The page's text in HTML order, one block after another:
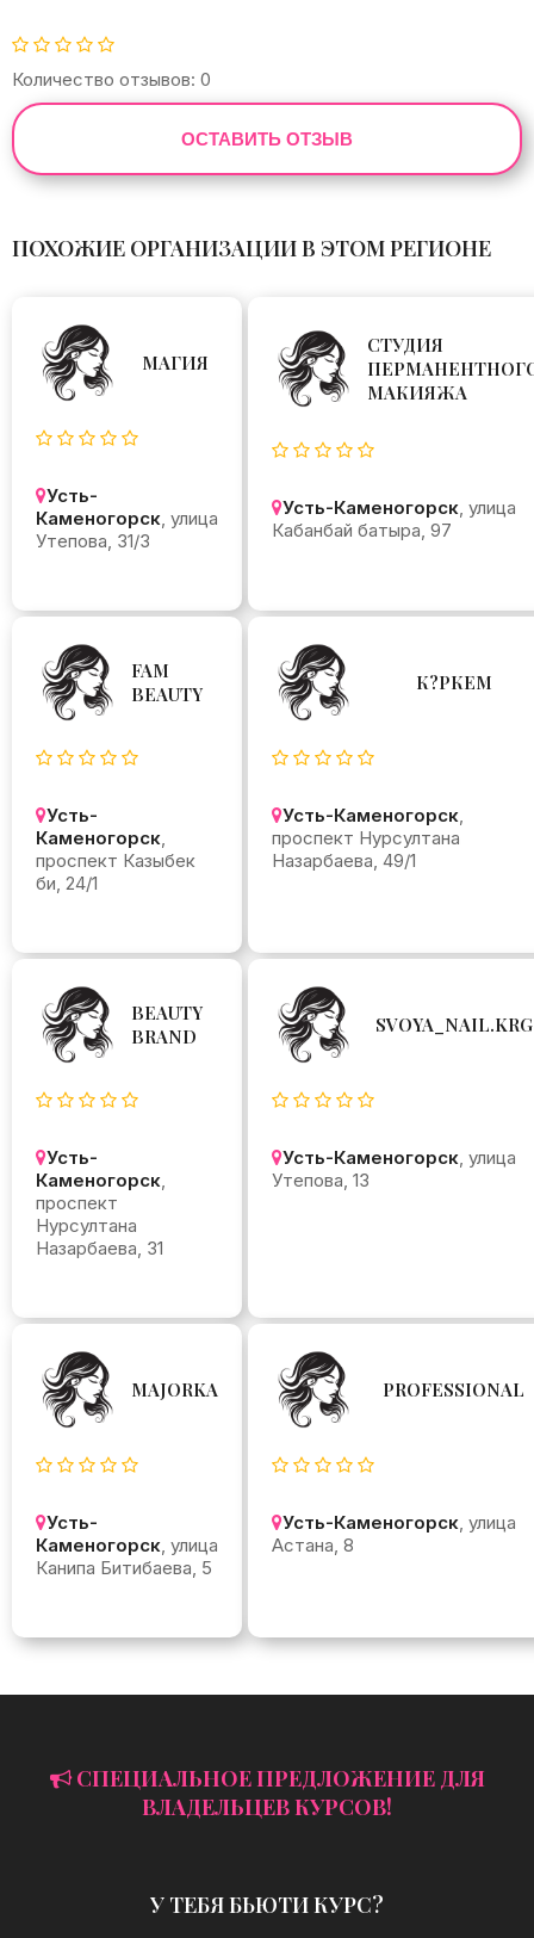
Количество отзывов: 0
ОСТАВИТЬ ОТЗЫВ
ПОХОЖИЕ ОРГАНИЗАЦИИ В ЭТОМ РЕГИОНЕ
МАГИЯ
Усть-
Каменогорск, улица
Утепова, 31/3
СТУДИЯ
МАКИЯЖА
Усть-Каменогорск, улица
Кабанбай батыра, 97
FAM
BEAUTY
Усть-
Каменогорск,
проспект Казыбек
би, 24/1
К?РКЕМ
Усть-Каменогорск,
проспект Нурсултана
Назарбаева, 49/1
BEAUTY
BRAND
Усть-
Каменогорск,
проспект
Нурсултана
Назарбаева, 31
SVOYA_NAIL.KRG
Усть-Каменогорск, улица
Утепова, 13
MAJORKA
Усть-
Каменогорск, улица
Канипа Битибаева, 5
PROFESSIONAL
Усть-Каменогорск, улица
Астана, 8
СПЕЦИАЛЬНОЕ ПРЕДЛОЖЕНИЕ ДЛЯ
ВЛАДЕЛЬЦЕВ КУРСОВ!
У ТЕБЯ БЬЮТИ КУРС?